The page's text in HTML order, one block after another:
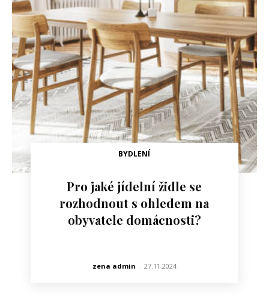
BYDLENÍ
Pro jaké jídelní židle se
rozhodnout s ohledem na
obyvatele domácnosti?
zena admin - 27.11.2024